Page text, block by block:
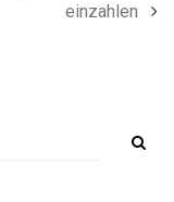
einzahlen